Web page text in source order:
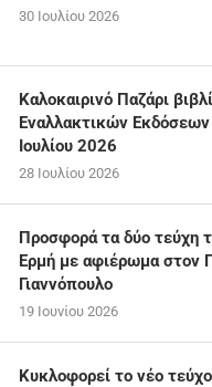
30 Ιουλίου 2026
Καλοκαιρινό Παζάρι
Εναλλακτικών
Ιουλίου 2026
28 Ιουλίου 2026
Προσφορά τα δύο τεύχη
Ερμή με αφιέρωμα στον
Γιαννόπουλο
19 Ιουνίου 2026
Κυκλοφορεί το νέο